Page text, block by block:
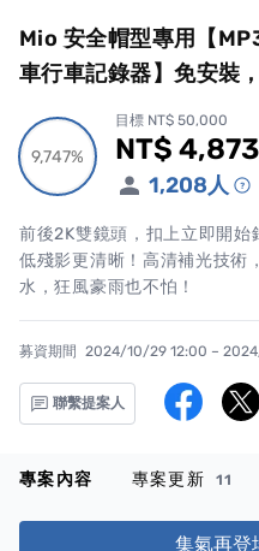
Mio 安全帽型專用【
車行車記錄器】免安裝
9,747%
9,747%
目標 NT$ 50,000
累計集資
NT$
1,208人
前後2K雙鏡頭，扣上立即開
低殘影更清晰！高清補光技術
水，狂風豪雨也不怕！
募資期間 2024/10/29 12:00 –
聯繫提案人
專案內容 專案更新 11
集氣再登